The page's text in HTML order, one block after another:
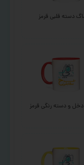
دسته قلبی قرمز
و دسته رنگی قرمز